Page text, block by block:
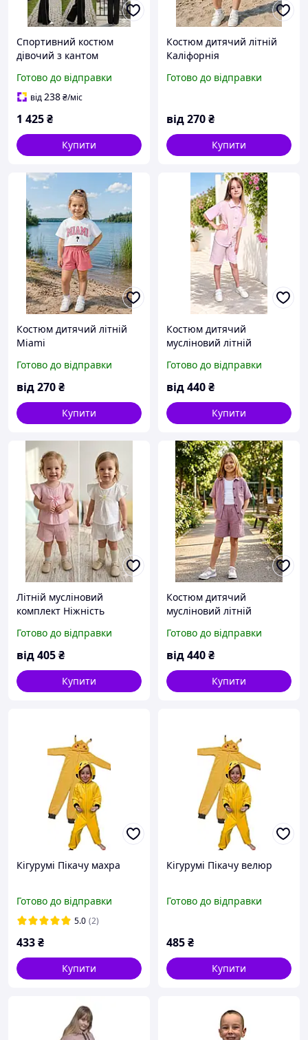
Спортивний костюм
дівочий з кантом
Готово до відправки
від238₴/міс
1 425₴
Купити
Костюм дитячий літній
Каліфорнія
Готово до відправки
від270₴
Купити
Костюм дитячий літній
Miami
Готово до відправки
від270₴
Купити
Костюм дитячий
мусліновий літній
Готово до відправки
від440₴
Купити
Літній мусліновий
комплект Ніжність
Готово до відправки
від405₴
Купити
Костюм дитячий
мусліновий літній
Готово до відправки
від440₴
Купити
Кігурумі Пікачу махра
Готово до відправки
5.0 (2)
433₴
Купити
Кігурумі Пікачу велюр
Готово до відправки
485₴
Купити